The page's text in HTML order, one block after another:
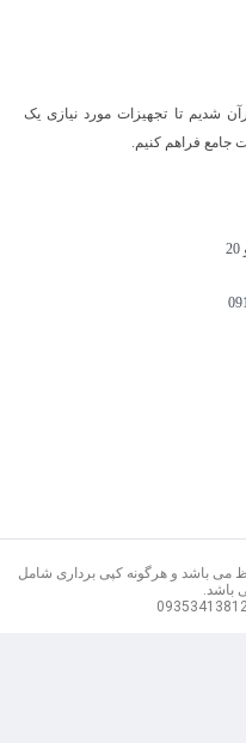
شدیم تا تجهیزات مورد نیازی یک
جامع فراهم کنیم.
می باشد و هرگونه کپی برداری شامل
باشد.